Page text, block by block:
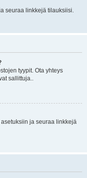
seuraa linkkejä tilauksiisi.
tyypit. Ota yhteys
sallittuja..
ja seuraa linkkejä